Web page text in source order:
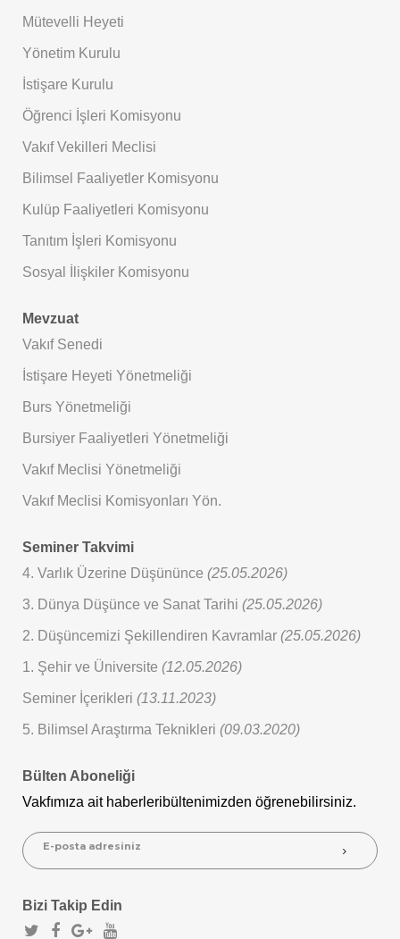
Mütevelli Heyeti
Yönetim Kurulu
İstişare Kurulu
Öğrenci İşleri Komisyonu
Vakıf Vekilleri Meclisi
Bilimsel Faaliyetler Komisyonu
Kulüp Faaliyetleri Komisyonu
Tanıtım İşleri Komisyonu
Sosyal İlişkiler Komisyonu
Mevzuat
Vakıf Senedi
İstişare Heyeti Yönetmeliği
Burs Yönetmeliği
Bursiyer Faaliyetleri Yönetmeliği
Vakıf Meclisi Yönetmeliği
Vakıf Meclisi Komisyonları Yön.
Seminer Takvimi
4. Varlık Üzerine Düşününce (25.05.2026)
3. Dünya Düşünce ve Sanat Tarihi (25.05.2026)
2. Düşüncemizi Şekillendiren Kavramlar (25.05.2026)
1. Şehir ve Üniversite (12.05.2026)
Seminer İçerikleri (13.11.2023)
5. Bilimsel Araştırma Teknikleri (09.03.2020)
Bülten Aboneliği
Vakfımıza ait haberleribültenimizden öğrenebilirsiniz.
Bizi Takip Edin